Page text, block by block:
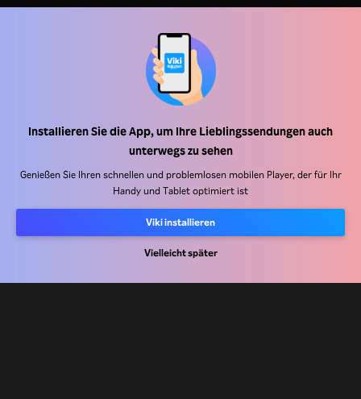
Installieren Sie die App, um Ihre Lieblingssendungen auch
unterwegs zu sehen
Genießen Sie Ihren schnellen und problemlosen mobilen Player, der für Ihr
Handy und Tablet optimiert ist
Viki installieren
Vielleicht später
Werbefachkräfte
Nutzungsbedingungen